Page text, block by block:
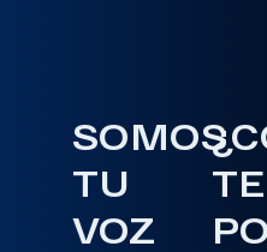
SOMOS
TU
VOZ
TE